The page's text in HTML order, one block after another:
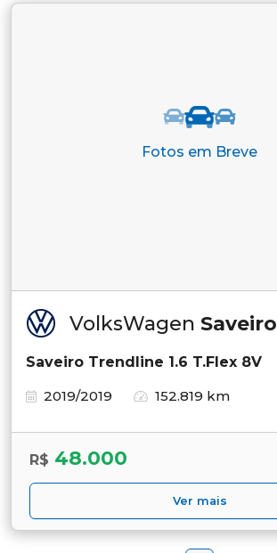
Fotos em Breve
VolksWagen Saveiro
Saveiro Trendline 1.6 T.Flex 8V
2019/2019
152.819 km
R$ 48.000
Ver mais